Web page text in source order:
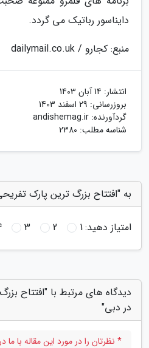
دایناسور رباتیک می گردد.
منبع: کجارو / dailymail.co.uk
انتشار: 14 آبان 1403
بروزرسانی: 29 اسفند 1403
گردآورنده: andishemag.ir
شناسه مطلب: 2380
به "افتتاح بزرگ ترین پارک
امتیاز دهید:1
2
3
دیدگاه های مرتبط با "افتتاح
در دبی"
* نظرتان را در مورد این مقاله با ما